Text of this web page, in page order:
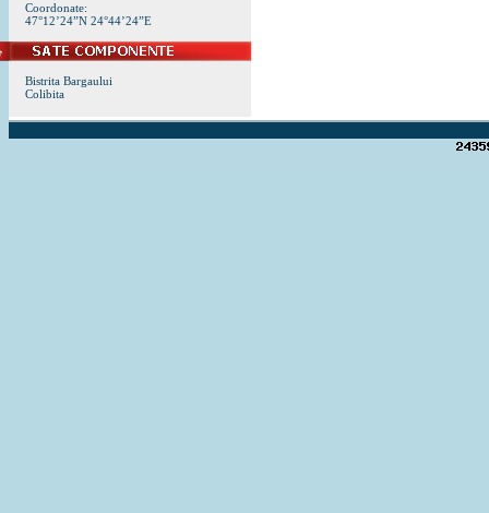
Coordonate:
47°12’24”N 24°44’24”E
Bistrita Bargaului
Colibita